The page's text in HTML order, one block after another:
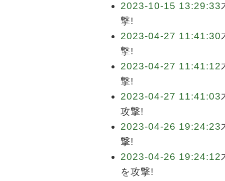
2023-10-15 13:29:33
撃!
2023-04-27 11:41:30
撃!
2023-04-27 11:41:12
撃!
2023-04-27 11:41:03
攻撃!
2023-04-26 19:24:23
撃!
2023-04-26 19:24:12
を攻撃!